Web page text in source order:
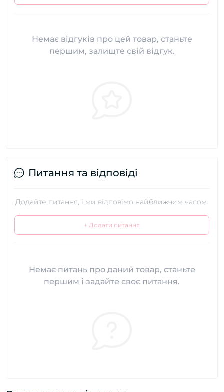
Немає відгуків про цей товар, станьте
першим, залиште свій відгук.
Питання та відповіді
Додайте питання, і ми відповімо найближчим часом.
+ Додати питання
Немає питань про даний товар, станьте
першим і задайте своє питання.